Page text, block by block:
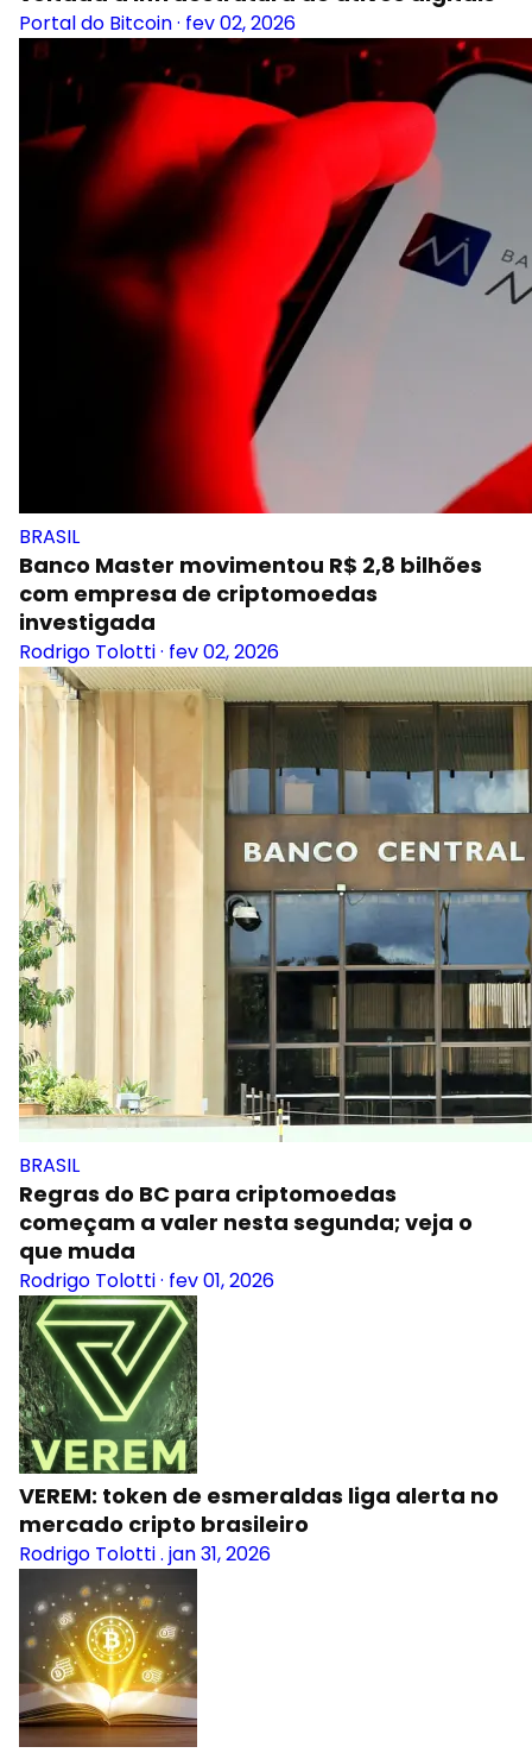
Portal do Bitcoin· fev 02, 2026
BRASIL
Banco Master movimentou R$ 2,8 bilhões
com empresa de criptomoedas
investigada
Rodrigo Tolotti· fev 02, 2026
BRASIL
Regras do BC para criptomoedas
começam a valer nesta segunda; veja o
que muda
Rodrigo Tolotti· fev 01, 2026
VEREM: token de esmeraldas liga alerta no
mercado cripto brasileiro
Rodrigo Tolotti. jan 31, 2026